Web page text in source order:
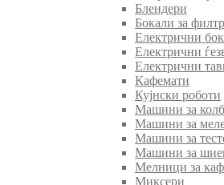
Блендери
Бокали за
Електрични
Електрични
Електрични
Кафемати
Кујнски роботи
Машини за
Машини за
Машини за
Машини за
Мелници за
Миксери